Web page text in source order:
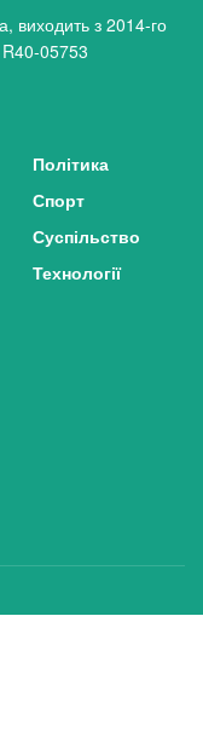
виходить з 2014-го
R40-05753
Політика
Спорт
Суспільство
Технології
даних